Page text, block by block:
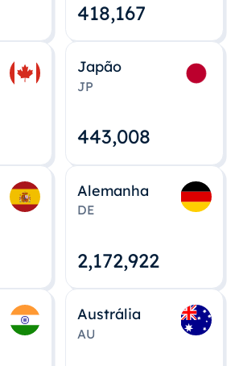
418,167
Japão
JP
443,008
Alemanha
DE
2,172,922
Austrália
AU